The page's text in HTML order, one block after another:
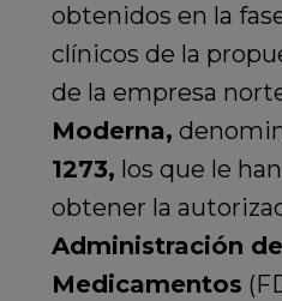
obtenidos en la
clínicos de la
de la empresa
Moderna,
1273, los que le
obtener la
Administración
Medicamentos